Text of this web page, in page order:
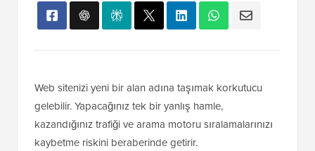
Web sitenizi yeni bir alan adına taşımak korkutucu
gelebilir. Yapacağınız tek bir yanlış hamle,
kazandığınız trafiği ve arama motoru sıralamalarınızı
kaybetme riskini beraberinde getirir.